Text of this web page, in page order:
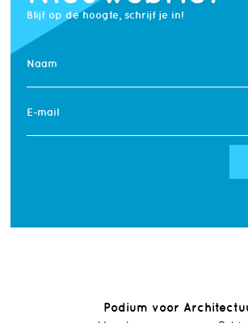
Blijf op de hoogte, schrijf je in!
Naam
E-mail
Podium voor